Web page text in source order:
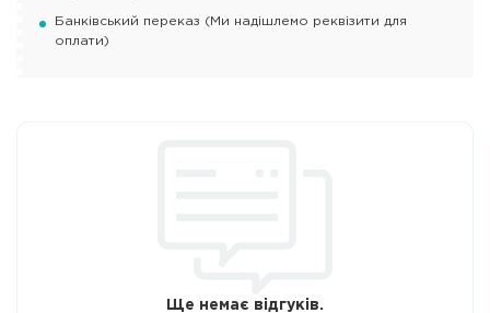
Банківський переказ (Ми надішлемо реквізити для
оплати)
Ще немає відгуків.